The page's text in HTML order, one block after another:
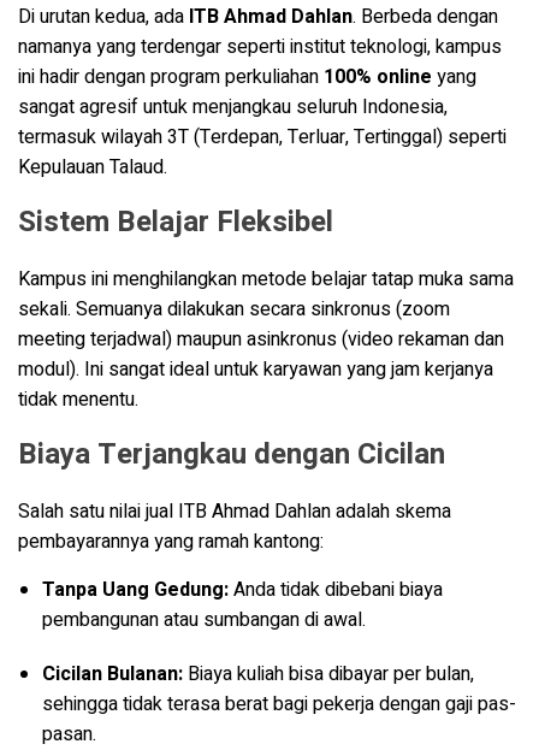
Di urutan kedua, ada ITB Ahmad Dahlan. Berbeda dengan
namanya yang terdengar seperti institut teknologi, kampus
ini hadir dengan program perkuliahan 100% online yang
sangat agresif untuk menjangkau seluruh Indonesia,
termasuk wilayah 3T (Terdepan, Terluar, Tertinggal) seperti
Kepulauan Talaud.
Sistem Belajar Fleksibel
Kampus ini menghilangkan metode belajar tatap muka sama
sekali. Semuanya dilakukan secara sinkronus (zoom
meeting terjadwal) maupun asinkronus (video rekaman dan
modul). Ini sangat ideal untuk karyawan yang jam kerjanya
tidak menentu.
Biaya Terjangkau dengan Cicilan
Salah satu nilai jual ITB Ahmad Dahlan adalah skema
pembayarannya yang ramah kantong:
Tanpa Uang Gedung:Anda tidak dibebani biaya
pembangunan atau sumbangan di awal.
Cicilan Bulanan: Biaya kuliah bisa dibayar per bulan,
sehingga tidak terasa berat bagi pekerja dengan gaji pas-
pasan.